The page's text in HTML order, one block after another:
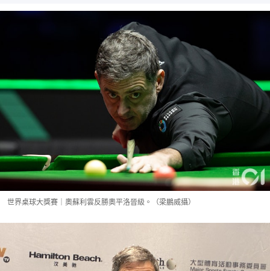
世界桌球大獎賽｜奧蘇利雲反勝奧平洛晉級。（梁鵬威攝）